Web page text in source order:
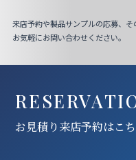
来店予約や製品サンプルの応募、そ
お気軽にお問い合わせください。
お見積り来店予約はこ